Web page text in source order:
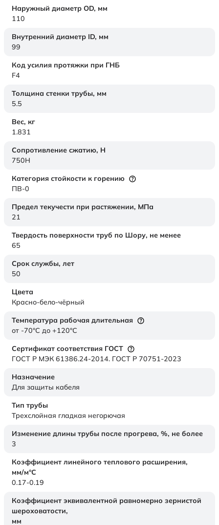
Наружный диаметр OD, мм
110
Внутренний диаметр ID, мм
99
Код усилия протяжки при ГНБ
F4
Толщина стенки трубы, мм
5.5
Вес, кг
1.831
Сопротивление сжатию, Н
750H
Категория стойкости к горению
ПВ-0
Предел текучести при растяжении, МПа
21
Твердость поверхности труб по Шору, не менее
65
Срок службы, лет
50
Цвета
Красно-бело-чёрный
Температура рабочая длительная
от -70°C до +120°C
Сертификат соответствия ГОСТ
ГОСТ Р МЭК 61386.24-2014. ГОСТ Р 70751-2023
Назначение
Для защиты кабеля
Тип трубы
Трехслойная гладкая негорючая
Изменение длины трубы после прогрева, %, не более
3
Коэффициент линейного теплового расширения,
мм/м°С
0.17-0.19
Коэффициент эквивалентной равномерно зернистой
шероховатости,
мм